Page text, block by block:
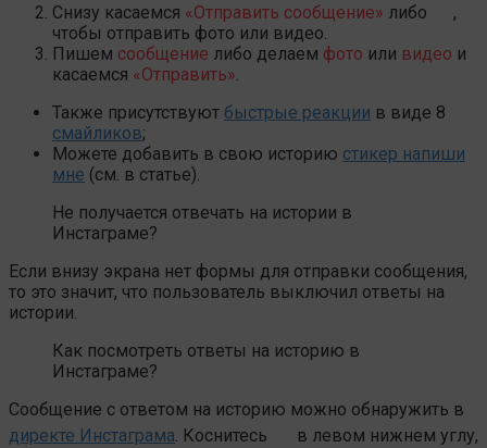
Снизу касаемся «Отправить сообщение» либо
,
чтобы отправить фото или видео.
Пишем сообщение либо делаем фото или видео и
касаемся «Отправить»
Также присутствуют быстрые реакции в виде 8
смайликов;
Можете добавить в свою историю стикер напиши
мне (см. в статье).
Не получается отвечать на истории в
Инстаграме?
Если внизу экрана нет формы для отправки сообщения,
то это значит, что пользователь выключил ответы на
истории.
Как посмотреть ответы на историю в
Инстаграме?
Сообщение с ответом на историю можно обнаружить в
директе Инстаграма . Коснитесь
в левом нижнем углу,